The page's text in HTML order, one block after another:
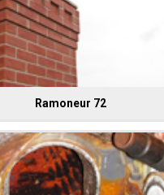
Ramoneur 72